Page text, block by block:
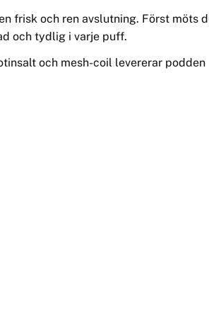
frisk och ren avslutning. Först möts du
och tydlig i varje puff.
och mesh-coil levererar podden